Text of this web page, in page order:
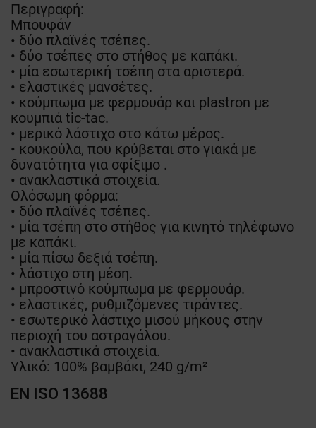
Περιγραφή:
Μπουφάν
• δύο πλαϊνές τσέπες.
• δύο τσέπες στο στήθος με καπάκι.
• μία εσωτερική τσέπη στα αριστερά.
• ελαστικές μανσέτες.
• κούμπωμα με φερμουάρ και plastron με
κουμπιά tic-tac.
• μερικό λάστιχο στο κάτω μέρος.
• κουκούλα, που κρύβεται στο γιακά με
δυνατότητα για σφίξιμο .
• ανακλαστικά στοιχεία.
Ολόσωμη φόρμα:
• δύο πλαϊνές τσέπες.
• μία τσέπη στο στήθος για κινητό τηλέφωνο
με καπάκι.
• μία πίσω δεξιά τσέπη.
• λάστιχο στη μέση.
• μπροστινό κούμπωμα με φερμουάρ.
• ελαστικές, ρυθμιζόμενες τιράντες.
• εσωτερικό λάστιχο μισού μήκους στην
περιοχή του αστραγάλου.
• ανακλαστικά στοιχεία.
Υλικό: 100% βαμβάκι, 240 g/m²
EN ISO 13688